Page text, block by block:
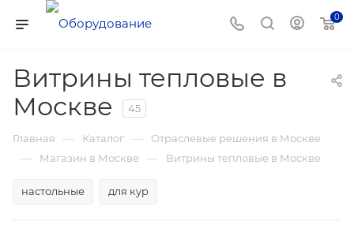
0
Витрины тепловые в
Москве
45
Главная — Каталог — Отраслевые решения в Москве
— Магазин в Москве — Витрины тепловые в Москве
настольные для кур